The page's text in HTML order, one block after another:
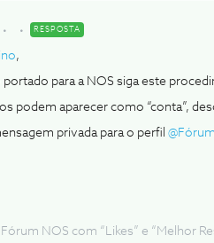
RESPOSTA
,
portado para a NOS siga este
podem aparecer como “conta”,
privada para o perfil @Fórum
NOS com “Likes” e “Melhor